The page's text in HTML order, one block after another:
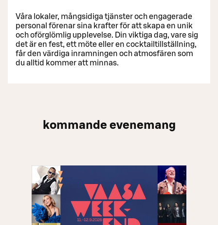
Våra lokaler, mångsidiga tjänster och engagerade
personal förenar sina krafter för att skapa en unik
och oförglömlig upplevelse. Din viktiga dag, vare sig
det är en fest, ett möte eller en cocktailtillställning,
får den värdiga inramningen och atmosfären som
du alltid kommer att minnas.
kommande evenemang